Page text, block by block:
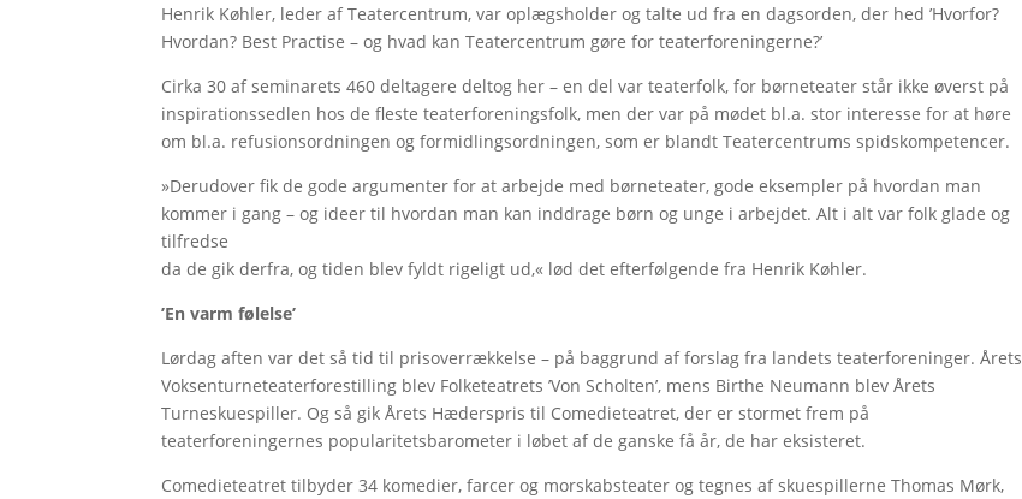
Henrik Køhler, leder af Teatercentrum, var oplægsholder og talte ud fra en dagsorden, der hed ’Hvorfor?
Hvordan? Best Practise – og hvad kan Teatercentrum gøre for teaterforeningerne?’
Cirka 30 af seminarets 460 deltagere deltog her – en del var teaterfolk, for børneteater står ikke øverst på
inspirationssedlen hos de fleste teaterforeningsfolk, men der var på mødet bl.a. stor interesse for at høre
om bl.a. refusionsordningen og formidlingsordningen, som er blandt Teatercentrums spidskompetencer.
»Derudover fik de gode argumenter for at arbejde med børneteater, gode eksempler på hvordan man
kommer i gang – og ideer til hvordan man kan inddrage børn og unge i arbejdet. Alt i alt var folk glade og
tilfredse
da de gik derfra, og tiden blev fyldt rigeligt ud,« lød det efterfølgende fra Henrik Køhler.
’En varm følelse’
Lørdag aften var det så tid til prisoverrækkelse – på baggrund af forslag fra landets teaterforeninger. Årets
Voksenturneteaterforestilling blev Folketeatrets ’Von Scholten’, mens Birthe Neumann blev Årets
Turneskuespiller. Og så gik Årets Hæderspris til Comedieteatret, der er stormet frem på
teaterforeningernes popularitetsbarometer i løbet af de ganske få år, de har eksisteret.
Comedieteatret tilbyder 34 komedier, farcer og morskabsteater og tegnes af skuespillerne Thomas Mørk,